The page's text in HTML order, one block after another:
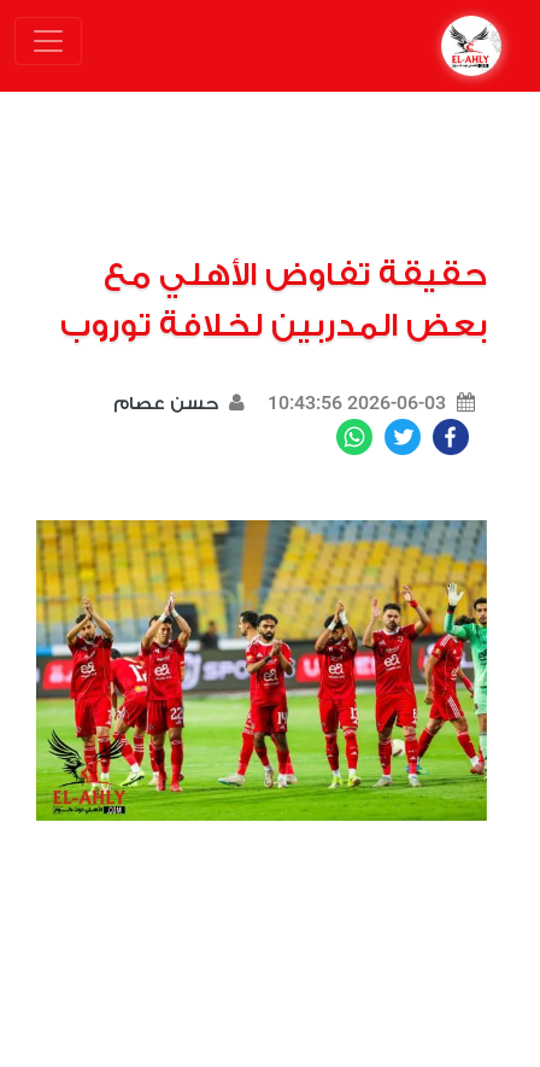
حقيقة تفاوض الأهلي مع
بعض المدربين لخلافة توروب
2026-06-03 10:43:56 حسن عصام
Facebook
Twitter